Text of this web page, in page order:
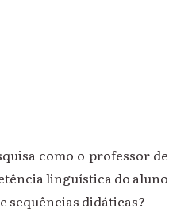
como o professor de
linguística do aluno
sequências didáticas?